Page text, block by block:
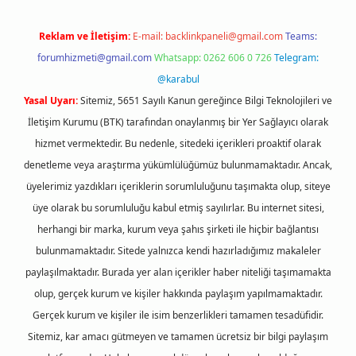
Reklam ve İletişim: E-mail: backlinkpaneli@gmail.comTeams:
forumhizmeti@gmail.comWhatsapp: 0262 606 0 726Telegram:
@karabul
Yasal Uyarı:Sitemiz, 5651 Sayılı Kanun gereğince Bilgi Teknolojileri ve
İletişim Kurumu (BTK) tarafından onaylanmış bir Yer Sağlayıcı olarak
hizmet vermektedir. Bu nedenle, sitedeki içerikleri proaktif olarak
denetleme veya araştırma yükümlülüğümüz bulunmamaktadır. Ancak,
üyelerimiz yazdıkları içeriklerin sorumluluğunu taşımakta olup, siteye
üye olarak bu sorumluluğu kabul etmiş sayılırlar. Bu internet sitesi,
herhangi bir marka, kurum veya şahıs şirketi ile hiçbir bağlantısı
bulunmamaktadır. Sitede yalnızca kendi hazırladığımız makaleler
paylaşılmaktadır. Burada yer alan içerikler haber niteliği taşımamakta
olup, gerçek kurum ve kişiler hakkında paylaşım yapılmamaktadır.
Gerçek kurum ve kişiler ile isim benzerlikleri tamamen tesadüfidir.
Sitemiz, kar amacı gütmeyen ve tamamen ücretsiz bir bilgi paylaşım